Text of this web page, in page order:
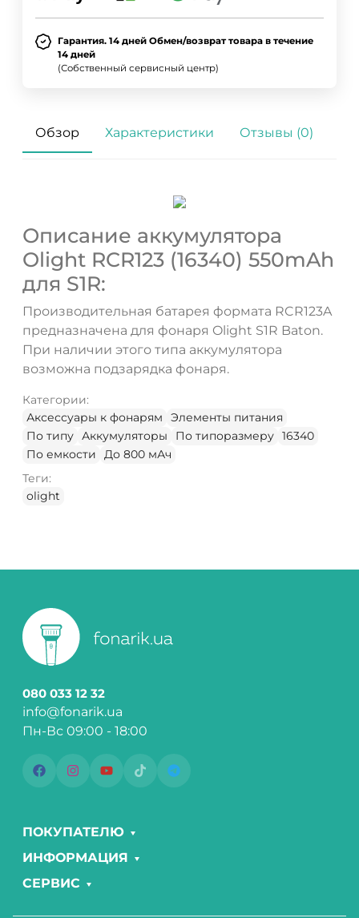
Гарантия. 14 дней Обмен/возврат товара в течение
14 дней
(Собственный сервисный центр)
Обзор Характеристики Отзывы (0)
Описание аккумулятора
Olight RCR123 (16340) 550mAh
для S1R:
Производительная батарея формата RCR123A
предназначена для фонаря Olight S1R Baton.
При наличии этого типа аккумулятора
возможна подзарядка фонаря.
Категории:
Аксессуары к фонарям
Элементы питания
По типу Аккумуляторы По типоразмеру 16340
По емкости
До 800 мАч
Теги:
olight
080 033 12 32
info@fonarik.ua
Пн-Вс 09:00 - 18:00
ПОКУПАТЕЛЮ
ИНФОРМАЦИЯ
СЕРВИС